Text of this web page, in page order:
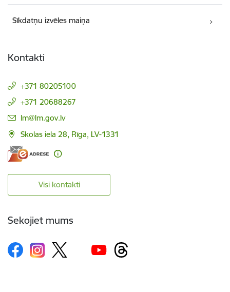
Sīkdatņu izvēles maiņa
Kontakti
+371 80205100
+371 20688267
E-pasts:
lm@lm.gov.lv
Skolas iela 28, Rīga, LV-1331
Visi kontakti
Sekojiet mums